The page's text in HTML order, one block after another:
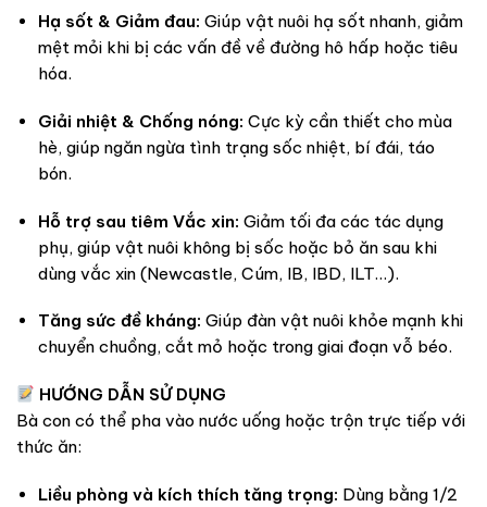
Hạ sốt & Giảm đau: Giúp vật nuôi hạ sốt nhanh, giảm
mệt mỏi khi bị các vấn đề về đường hô hấp hoặc tiêu
hóa.
Giải nhiệt & Chống nóng: Cực kỳ cần thiết cho mùa
hè, giúp ngăn ngừa tình trạng sốc nhiệt, bí đái, táo
bón.
Hỗ trợ sau tiêm Vắc xin: Giảm tối đa các tác dụng
phụ, giúp vật nuôi không bị sốc hoặc bỏ ăn sau khi
dùng vắc xin (Newcastle, Cúm, IB, IBD, ILT…).
Tăng sức đề kháng: Giúp đàn vật nuôi khỏe mạnh khi
chuyển chuồng, cắt mỏ hoặc trong giai đoạn vỗ béo.
HƯỚNG DẪN SỬ DỤNG
Bà con có thể pha vào nước uống hoặc trộn trực tiếp với
thức ăn:
Liều phòng và kích thích tăng trọng: Dùng bằng 1/2